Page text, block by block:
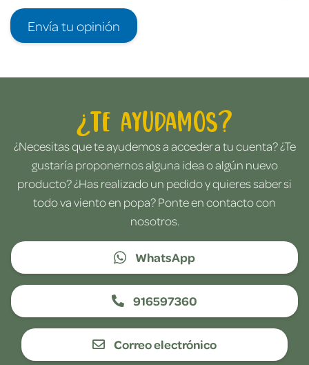
Envía tu opinión
¿Te ayudamos?
¿Necesitas que te ayudemos a acceder a tu cuenta? ¿Te
gustaría proponernos alguna idea o algún nuevo
producto? ¿Has realizado un pedido y quieres saber si
todo va viento en popa? Ponte en contacto con
nosotros.
WhatsApp
916597360
Correo electrónico